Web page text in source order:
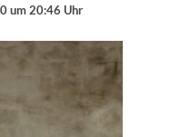
um 20:46 Uhr